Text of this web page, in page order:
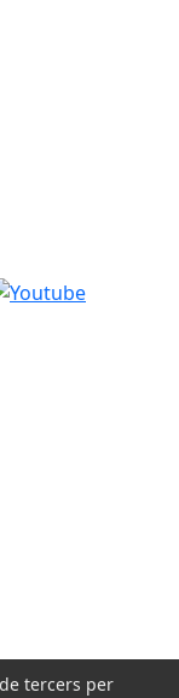
tercers per